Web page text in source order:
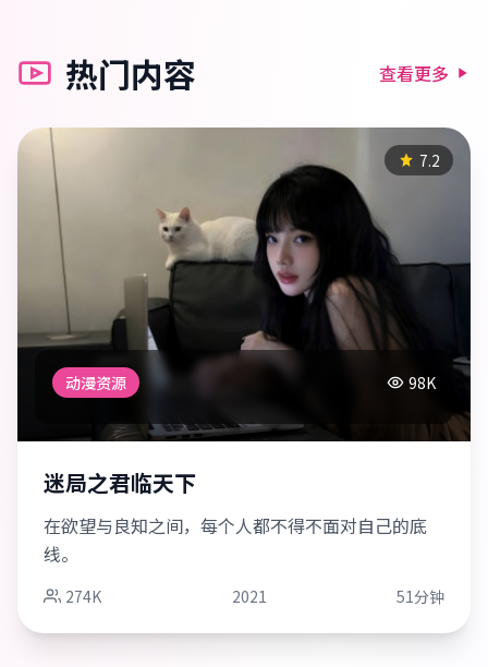
热门内容 查看更多
7.2
动漫资源 98K
迷局之君临天下
在欲望与良知之间，每个人都不得不面对自己的底
线。
274K 2021 51分钟